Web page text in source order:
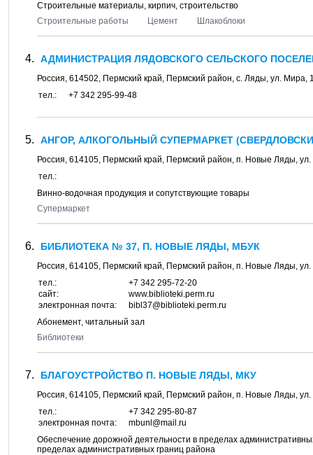
Строительные материалы, кирпич, строительство
Строительные работы
Цемент Шлакоблоки
АДМИНИСТРАЦИЯ ЛЯДОВСКОГО СЕЛЬСКОГО
Россия, 614502, Пермский край, Пермский район, с. Ляды, ул. Мира,
тел.:
+7 342 295-99-48
АНГОР, АЛКОГОЛЬНЫЙ СУПЕРМАРКЕТ
Россия, 614105, Пермский край, Пермский район, п. Новые Ляды, ул.
тел.:
Винно-водочная продукция и сопутствующие товары
Супермаркет
БИБЛИОТЕКА № 37, П. НОВЫЕ ЛЯДЫ, МБУК
Россия, 614105, Пермский край, Пермский район, п. Новые Ляды, ул.
тел.:
+7 342 295-72-20
сайт:
www.biblioteki.perm.ru
электронная почта:
bibl37@biblioteki.perm.ru
Абонемент, читальный зал
Библиотеки
БЛАГОУСТРОЙСТВО П. НОВЫЕ ЛЯДЫ, МКУ
Россия, 614105, Пермский край, Пермский район, п. Новые Ляды, ул.
тел.:
+7 342 295-80-87
электронная почта:
mbunl@mail.ru
Обеспечение дорожной деятельности в пределах
пределах административных границ района